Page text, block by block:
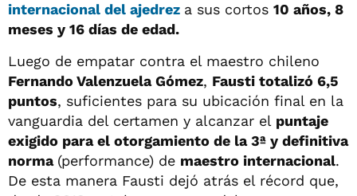
internacional del ajedrez a sus cortos 10 años, 8
meses y 16 días de edad.
Luego de empatar contra el maestro chileno
Fernando Valenzuela Gómez, Fausti totalizó 6,5
puntos, suficientes para su ubicación final en la
vanguardia del certamen y alcanzar el puntaje
exigido para el otorgamiento de la 3ª y definitiva
norma (performance) de maestro internacional.
De esta manera Fausti dejó atrás el récord que,